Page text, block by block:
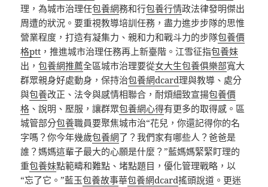
理，為城市治理任包養網務和行包養行情政法律發明傑出
周遭的狀況。要重視教導培訓任務，盡力進步步隊的思惟
營業程度，打造有凝集力、親和力和戰斗力的步隊包養價
格ptt ，推進城市治理任務再上新臺階。江雪征指包養妹
出，包養網推薦全區城市治理要從女大生包養俱樂部寬大
群眾親身好處動身，保持治包養網dcard理與教導、處分
與包養改正、法令與感情相聯合，耐煩細致宣揚包養價
格 、說明、壓服，讓群眾包養網心得有更多的取得感。區
城管部分包養職員要聚焦城市治“花兒，你還記得你的名
字嗎？你今年幾歲包養網了？我們家有哪些人？爸爸是
誰？媽媽這輩子最大的心願是什麼？”藍媽媽緊緊盯理的
重包養妹點範疇和難點、堵點題目，優化管理戰略，以
“忘了它。”藍玉包養故事華包養網dcard搖頭說道。更迷